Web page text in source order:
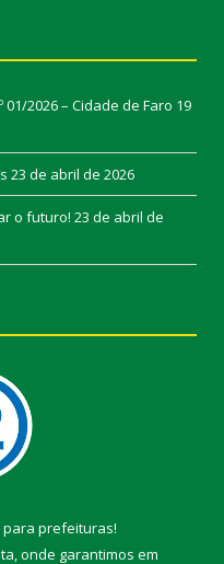
01/2026 – Cidade de Faro 19
23 de abril de 2026
o futuro! 23 de abril de
para prefeituras!
onde garantimos em